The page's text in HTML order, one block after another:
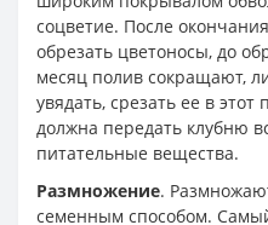
соцветие. После
обрезать цветоносы, до
месяц полив сокращают,
увядать, срезать ее в
должна передать клубню
питательные вещества.
Размножение.
семенным способом.